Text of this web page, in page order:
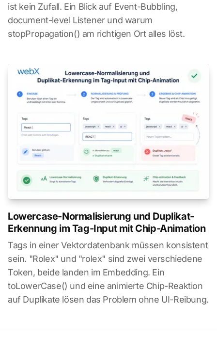
ist kein Zufall. Ein Blick auf Event-Bubbling,
document-level Listener und warum
stopPropagation() am richtigen Ort alles löst.
Lowercase-Normalisierung und Duplikat-
Erkennung im Tag-Input mit Chip-Animation
Tags in einer Vektordatenbank müssen konsistent
sein. "Rolex" und "rolex" sind zwei verschiedene
Token, beide landen im Embedding. Ein
toLowerCase() und eine animierte Chip-Reaktion
auf Duplikate lösen das Problem ohne UI-Reibung.